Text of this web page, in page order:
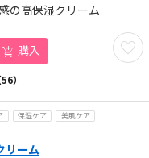
の高保湿クリーム
お気
購入
56）
保湿ケア
美肌ケア
リーム